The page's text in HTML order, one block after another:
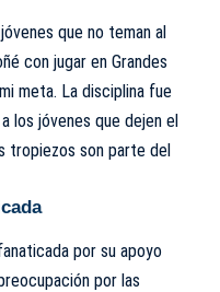
que no teman al
con jugar en Grandes
meta. La disciplina fue
los jóvenes que dejen el
tropiezos son parte del
por su apoyo
por las